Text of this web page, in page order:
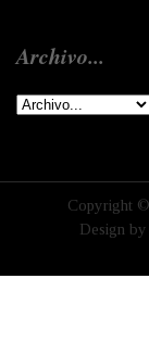
Archivo...
Copyright ©
Design by